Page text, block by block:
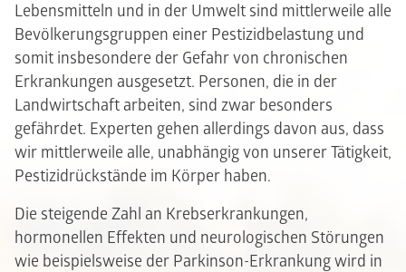
Lebensmitteln und in der Umwelt sind mittlerweile alle
Bevölkerungsgruppen einer Pestizidbelastung und
somit insbesondere der Gefahr von chronischen
Erkrankungen ausgesetzt. Personen, die in der
Landwirtschaft arbeiten, sind zwar besonders
gefährdet. Experten gehen allerdings davon aus, dass
wir mittlerweile alle, unabhängig von unserer Tätigkeit,
Pestizidrückstände im Körper haben.
Die steigende Zahl an Krebserkrankungen,
hormonellen Effekten und neurologischen Störungen
wie beispielsweise der Parkinson-Erkrankung wird in